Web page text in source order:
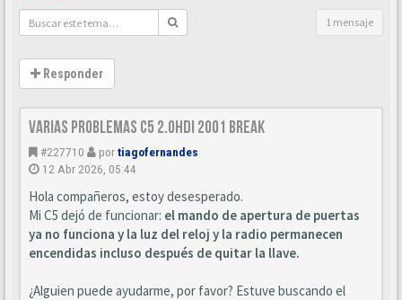
1 mensaje
Responder
Varias problemas C5 2.0hdi 2001 break
#227710 portiagofernandes
12 Abr 2026, 05:44
Hola compañeros, estoy desesperado.
Mi C5 dejó de funcionar: el mando de apertura de puertas
ya no funciona y la luz del reloj y la radio permanecen
encendidas incluso después de quitar la llave.
¿Alguien puede ayudarme, por favor? Estuve buscando el